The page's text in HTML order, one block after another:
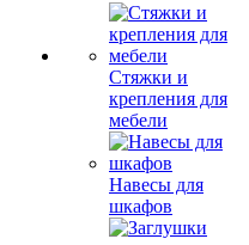
Стяжки и
крепления для
мебели
Навесы для
шкафов